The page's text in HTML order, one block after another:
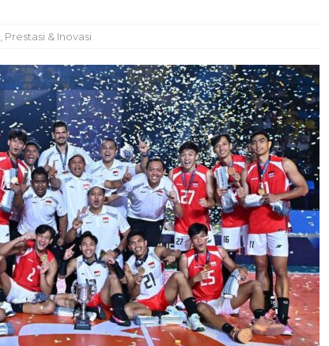
, Prestasi & Inovasi